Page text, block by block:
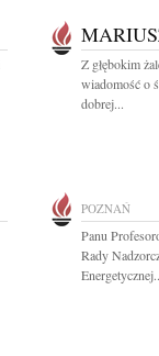
Z głębokim
wiadomość o
dobrej...
POZNAŃ
Panu
Rady